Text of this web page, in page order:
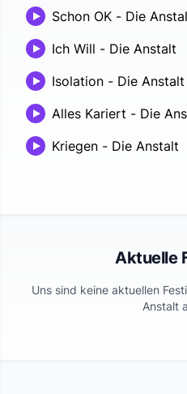
Schon OK - Die
Ich Will - Die Anstalt
Isolation - Die Anstalt
Alles Kariert - Die
Kriegen - Die Anstalt
Aktuelle
Uns sind keine aktuellen
Anstalt